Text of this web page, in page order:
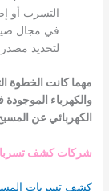
التسرب أو
في مجال
لتحديد
مهما كانت الخطوة
والكهرباء
الكهربائي عن
شركات كشف تسربا
كشف تسربات